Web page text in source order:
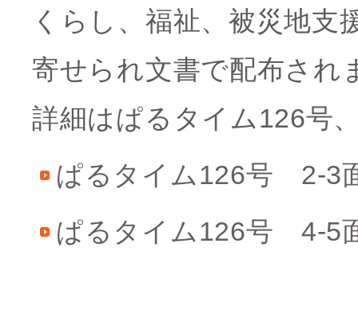
くらし、福祉、被災地支
寄せられ文書で配布され
詳細はぱるタイム126号
ぱるタイム126号 2-3
ぱるタイム126号 4-5